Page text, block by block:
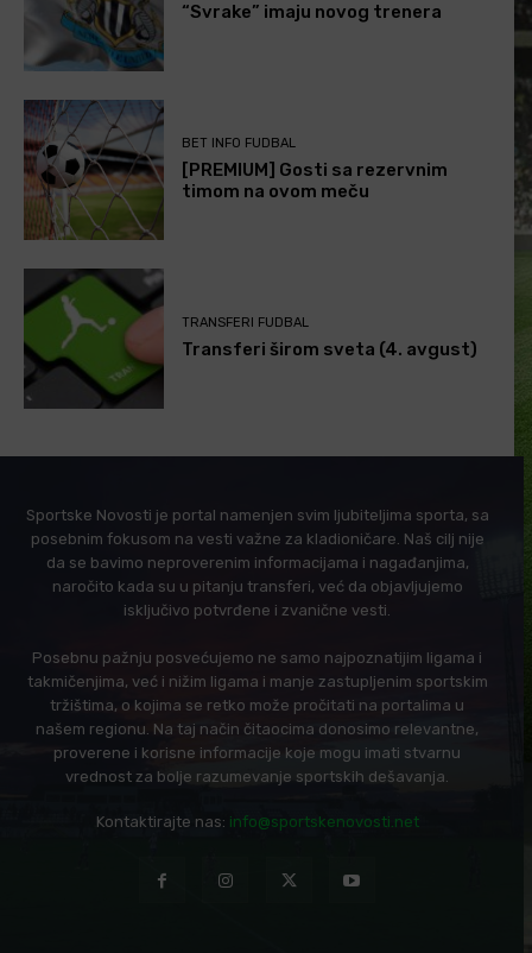
“Svrake” imaju novog trenera
BET INFO FUDBAL
[PREMIUM] Gosti sa rezervnim
timom na ovom meču
TRANSFERI FUDBAL
Transferi širom sveta (4. avgust)
Sportske Novosti je portal namenjen svim ljubiteljima sporta, sa
posebnim fokusom na vesti važne za kladioničare. Naš cilj nije
da se bavimo neproverenim informacijama i nagađanjima,
naročito kada su u pitanju transferi, već da objavljujemo
isključivo potvrđene i zvanične vesti.
Posebnu pažnju posvećujemo ne samo najpoznatijim ligama i
takmičenjima, već i nižim ligama i manje zastupljenim sportskim
tržištima, o kojima se retko može pročitati na portalima u
našem regionu. Na taj način čitaocima donosimo relevantne,
proverene i korisne informacije koje mogu imati stvarnu
vrednost za bolje razumevanje sportskih dešavanja.
Kontaktirajte nas: info@sportskenovosti.net